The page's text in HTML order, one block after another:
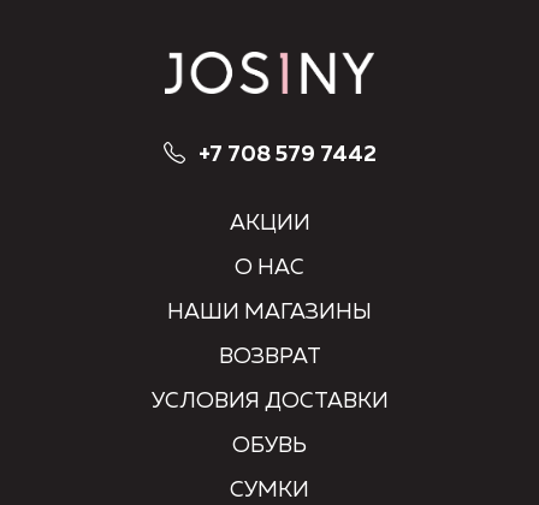
+7 708 579 7442
АКЦИИ
О НАС
НАШИ МАГАЗИНЫ
ВОЗВРАТ
УСЛОВИЯ ДОСТАВКИ
ОБУВЬ
СУМКИ